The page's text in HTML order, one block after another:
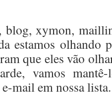
blog, xymon,
estamos olhando
que eles vão
vamos
mail em nossa lista.